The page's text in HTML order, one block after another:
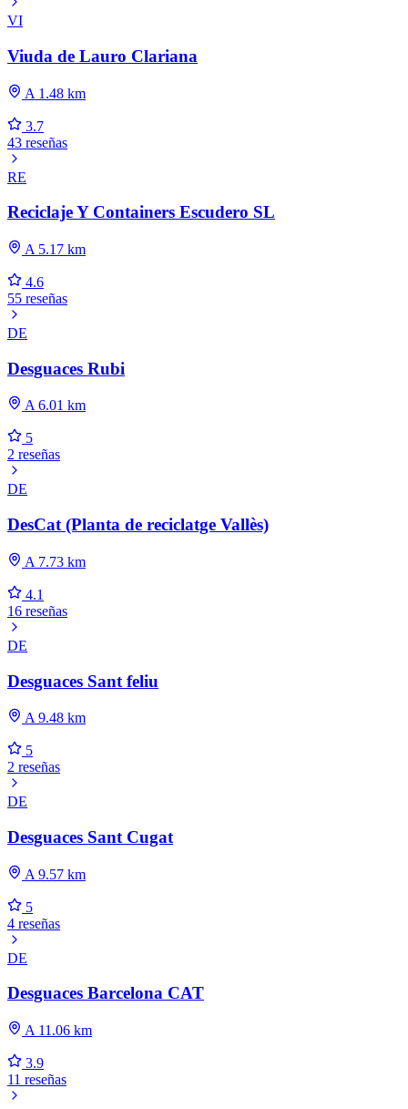
VI
Viuda de Lauro Clariana
A 1.48 km
3.7
43 reseñas
RE
Reciclaje Y Containers Escudero SL
A 5.17 km
4.6
55 reseñas
DE
Desguaces Rubi
A 6.01 km
5
2 reseñas
DE
DesCat (Planta de reciclatge Vallès)
A 7.73 km
4.1
16 reseñas
DE
Desguaces Sant feliu
A 9.48 km
5
2 reseñas
DE
Desguaces Sant Cugat
A 9.57 km
5
4 reseñas
DE
Desguaces Barcelona CAT
A 11.06 km
3.9
11 reseñas